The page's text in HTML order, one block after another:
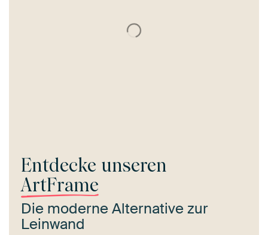
Entdecke unseren
ArtFrame
Die moderne Alternative zur
Leinwand